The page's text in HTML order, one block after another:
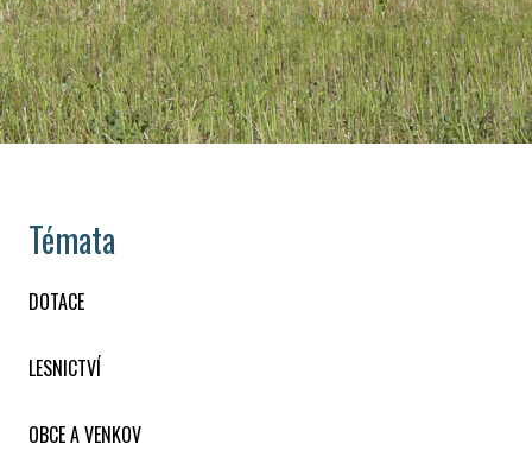
Témata
DOTACE
LESNICTVÍ
OBCE A VENKOV